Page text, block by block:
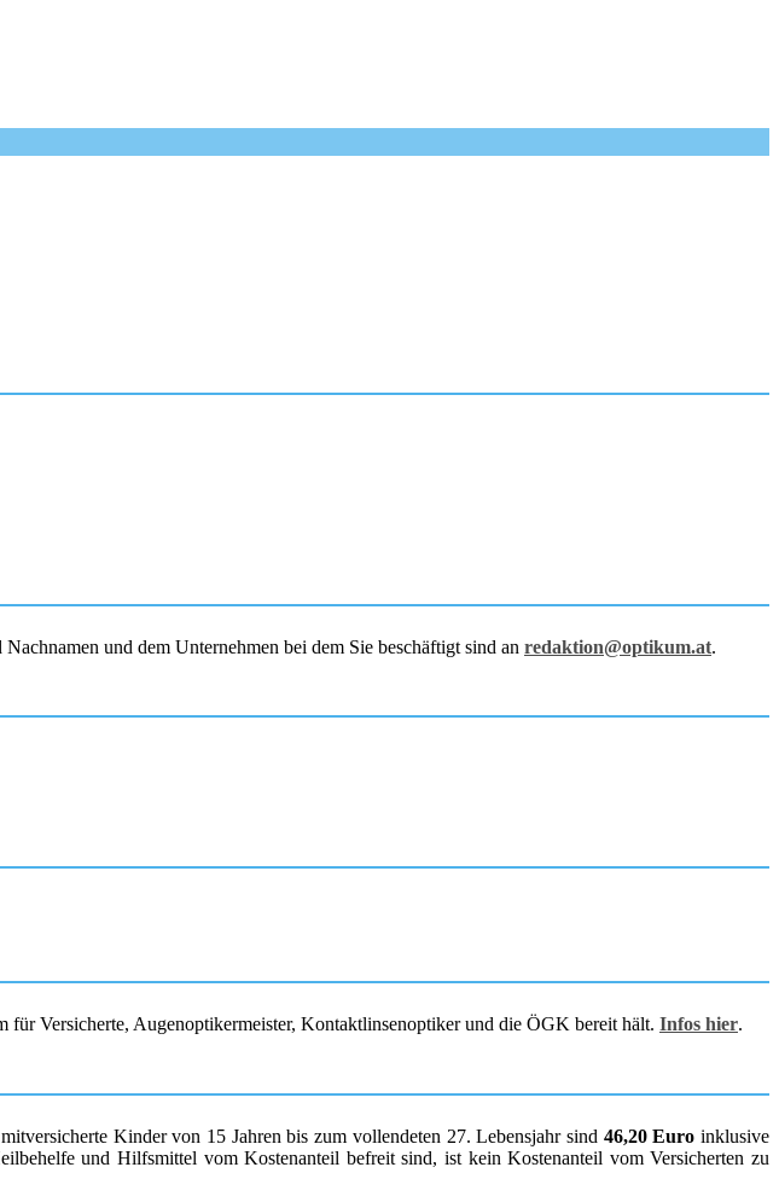
und dem Unternehmen bei dem Sie beschäftigt sind an redaktion@optikum.at.
Versicherte, Augenoptikermeister, Kontaktlinsenoptiker und die ÖGK bereit hält. Infos hier.
Kinder von 15 Jahren bis zum vollendeten 27. Lebensjahr sind 46,20 Euro inklusive
und Hilfsmittel vom Kostenanteil befreit sind, ist kein Kostenanteil vom Versicherten zu